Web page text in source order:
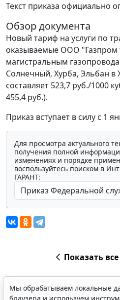
Текст приказа официально
Обзор документа
Новый тариф на услуги по
оказываемые ООО "Газпром
магистральным
Солнечный, Хурба, Эльбан в
составляет 523,7 руб./1000
455,4 руб.).
Приказ вступает в силу с 1
Для просмотра актуального
получения полной
изменениях и порядке
воспользуйтесь поиском в
ГАРАНТ:
Показать
Мы обрабатываем локальные